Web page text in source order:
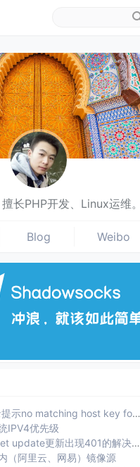
长PHP开发、Linux运维。
Blog Weibo
Debian 12登录提示no matching host key format
IPV4优先级
PVE使用apt-get update更新出现401的解决办法
（阿里云、网易）镜像源